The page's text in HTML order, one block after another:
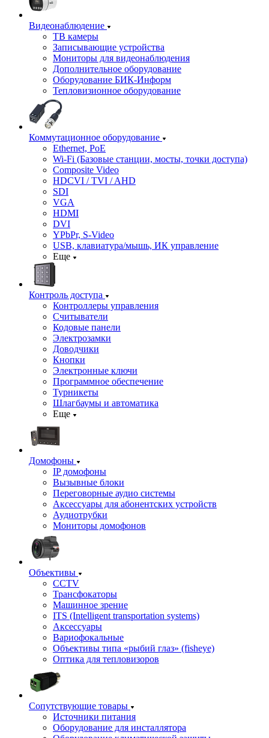
Видеонаблюдение
ТВ камеры
Записывающие устройства
Мониторы для видеонаблюдения
Дополнительное оборудование
Оборудование БИК-Информ
Тепловизионное оборудование
Коммутационное оборудование
Ethernet, PoE
Wi-Fi (Базовые станции, мосты, точки доступа)
Composite Video
HDCVI / TVI / AHD
SDI
VGA
HDMI
DVI
YPbPr, S-Video
USB, клавиатура/мышь, ИК управление
Еще
Контроль доступа
Контроллеры управления
Считыватели
Кодовые панели
Электрозамки
Доводчики
Кнопки
Электронные ключи
Программное обеспечение
Турникеты
Шлагбаумы и автоматика
Еще
Домофоны
IP домофоны
Вызывные блоки
Переговорные аудио системы
Аксессуары для абонентских устройств
Аудиотрубки
Мониторы домофонов
Объективы
CCTV
Трансфокаторы
Машинное зрение
ITS (Intelligent transportation systems)
Аксессуары
Вариофокальные
Объективы типа «рыбий глаз» (fisheye)
Оптика для тепловизоров
Сопутствующие товары
Источники питания
Оборудование для инсталлятора